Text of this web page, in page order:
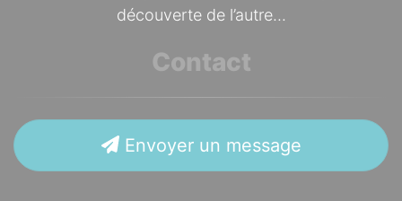
découverte de l’autre...
Contact
Envoyer un message